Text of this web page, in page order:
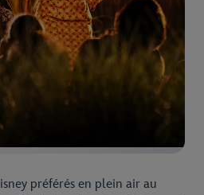
préférés en plein air au